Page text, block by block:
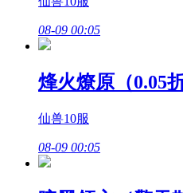
08-09 00:05
烽火燎原（0.05
仙兽10服
08-09 00:05